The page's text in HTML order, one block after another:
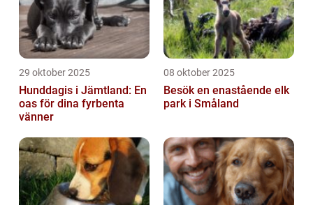
29 oktober 2025
Hunddagis i Jämtland: En
oas för dina fyrbenta
vänner
08 oktober 2025
Besök en enastående elk
park i Småland